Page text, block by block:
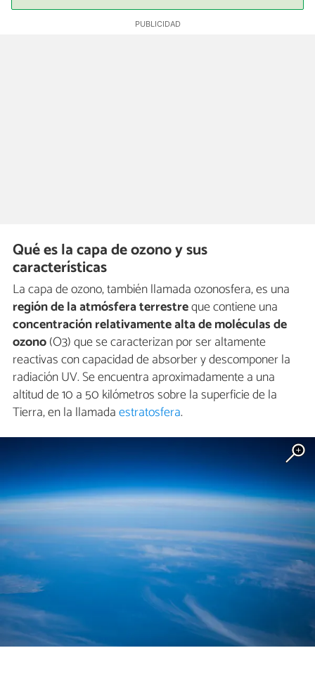
Qué es la capa de ozono y sus
características
La capa de ozono, también llamada ozonosfera, es una
región de la atmósfera terrestreque contiene una
concentración relativamente alta de moléculas de
ozono(O3) que se caracterizan por ser altamente
reactivas con capacidad de absorber y descomponer la
radiación UV. Se encuentra aproximadamente a una
altitud de 10 a 50 kilómetros sobre la superficie de la
Tierra, en la llamadaestratosfera.